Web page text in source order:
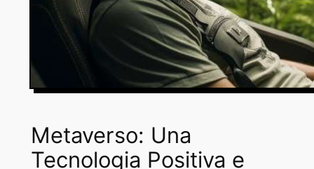
Metaverso: Una
Tecnologia Positiva e